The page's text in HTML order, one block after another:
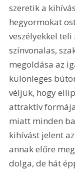
szeretik a
hegyormokat
veszélyekkel
színvonalas,
megoldása az
különleges
véljük, hogy
attraktív
miatt minden
kihívást jelent
annak előre
dolga, de hát